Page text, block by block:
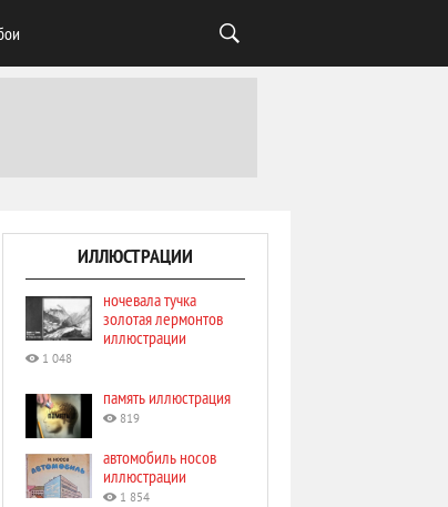
ИЛЛЮСТРАЦИИ
ночевала тучка
золотая лермонтов
иллюстрации
1 048
память иллюстрация
819
автомобиль носов
иллюстрации
1 854